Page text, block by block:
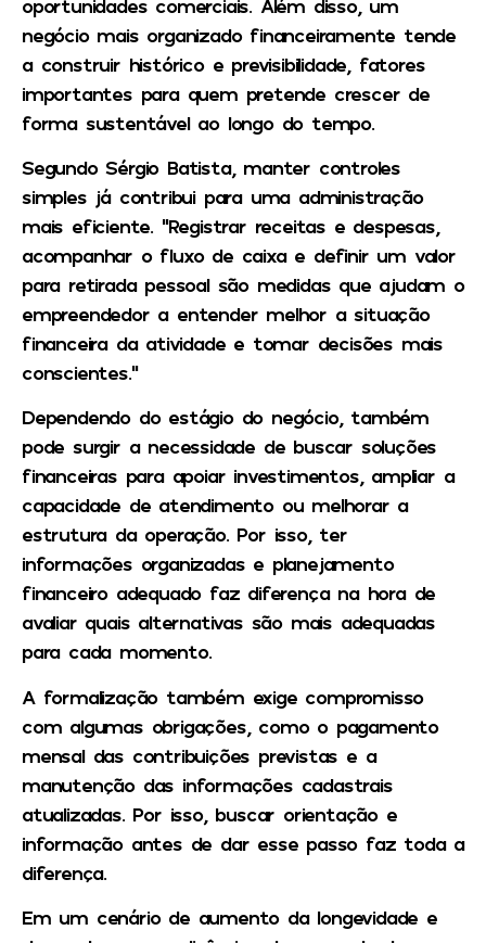
oportunidades comerciais. Além disso, um
negócio mais organizado financeiramente tende
a construir histórico e previsibilidade, fatores
importantes para quem pretende crescer de
forma sustentável ao longo do tempo.
Segundo Sérgio Batista, manter controles
simples já contribui para uma administração
mais eficiente. “Registrar receitas e despesas,
acompanhar o fluxo de caixa e definir um valor
para retirada pessoal são medidas que ajudam o
empreendedor a entender melhor a situação
financeira da atividade e tomar decisões mais
conscientes.”
Dependendo do estágio do negócio, também
pode surgir a necessidade de buscar soluções
financeiras para apoiar investimentos, ampliar a
capacidade de atendimento ou melhorar a
estrutura da operação. Por isso, ter
informações organizadas e planejamento
financeiro adequado faz diferença na hora de
avaliar quais alternativas são mais adequadas
para cada momento.
A formalização também exige compromisso
com algumas obrigações, como o pagamento
mensal das contribuições previstas e a
manutenção das informações cadastrais
atualizadas. Por isso, buscar orientação e
informação antes de dar esse passo faz toda a
diferença.
Em um cenário de aumento da longevidade e